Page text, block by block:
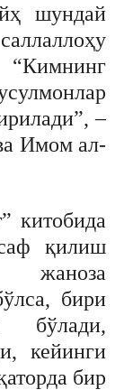
шундай
–
Имом ал-
китобида
қилиш
жаноза
бири
кейинги
бир